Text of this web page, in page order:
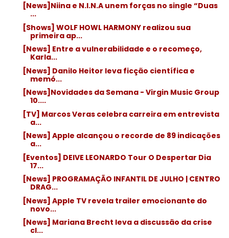
[News]Niina e N.I.N.A unem forças no single “Duas
...
[Shows] WOLF HOWL HARMONY realizou sua
primeira ap...
[News] Entre a vulnerabilidade e o recomeço,
Karla...
[News] Danilo Heitor leva ficção científica e
memó...
[News]Novidades da Semana - Virgin Music Group
10....
[TV] Marcos Veras celebra carreira em entrevista
a...
[News] Apple alcançou o recorde de 89 indicações
a...
[Eventos] DEIVE LEONARDO Tour O Despertar Dia
17...
[News] PROGRAMAÇÃO INFANTIL DE JULHO | CENTRO
DRAG...
[News] Apple TV revela trailer emocionante do
novo...
[News] Mariana Brecht leva a discussão da crise
cl...